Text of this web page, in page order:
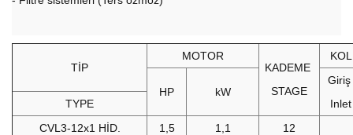
TİP
MOTOR
KADEME
STAGE
HP kW
Giriş
Inlet
TYPE
CVL3-12x1 HİD.
1,5 1,1 12